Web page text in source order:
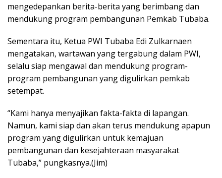
mengedepankan berita-berita yang berimbang dan
mendukung program pembangunan Pemkab Tubaba.
Sementara itu, Ketua PWI Tubaba Edi Zulkarnaen
mengatakan, wartawan yang tergabung dalam PWI,
selalu siap mengawal dan mendukung program-
program pembangunan yang digulirkan pemkab
setempat.
“Kami hanya menyajikan fakta-fakta di lapangan.
Namun, kami siap dan akan terus mendukung apapun
program yang digulirkan untuk kemajuan
pembangunan dan kesejahteraan masyarakat
Tubaba,” pungkasnya.(Jim)